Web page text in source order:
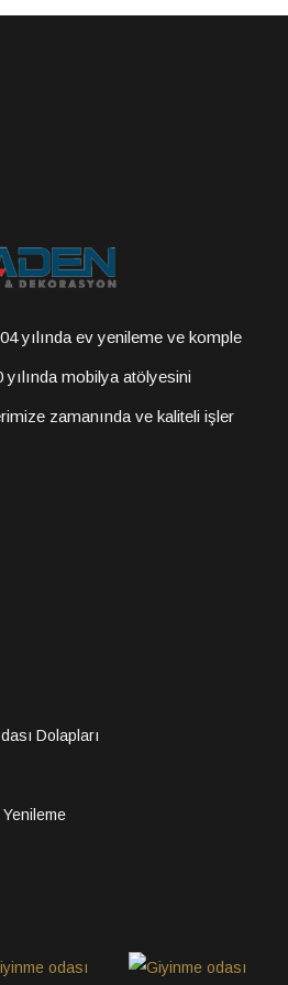
yılında ev yenileme ve komple
yılında mobilya atölyesini
zamanında ve kaliteli işler
Dolapları